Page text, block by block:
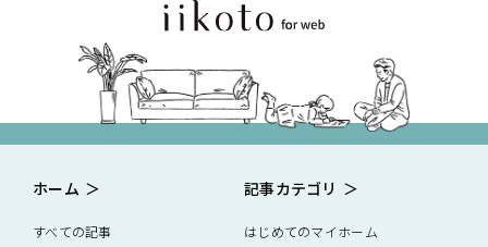
ホーム
すべての記事
記事カテゴリ
はじめてのマイホーム